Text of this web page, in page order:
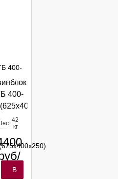
400-
Вес: 42
кг
м3
В